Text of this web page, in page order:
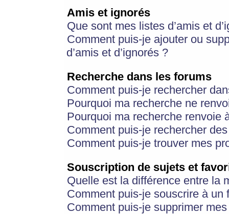
Amis et ignorés
Que sont mes listes d’amis et
Comment puis-je ajouter ou
d’amis et d’ignorés ?
Recherche dans les forums
Comment puis-je rechercher
Pourquoi ma recherche ne
Pourquoi ma recherche renvoie
Comment puis-je rechercher
Comment puis-je trouver mes
Souscription de sujets et
Quelle est la différence entre la
Comment puis-je souscrire à
Comment puis-je supprimer